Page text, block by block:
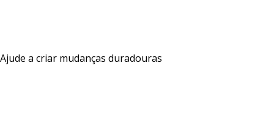
Ajude a criar mudanças duradouras